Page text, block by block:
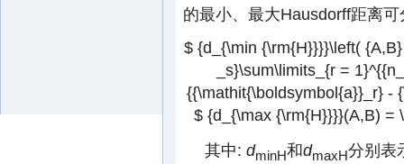
的最小、最大Hausdorff距离
$ {d_{\min {\rm{H}}}}\left(
_s}\sum\limits_{r =
{{\mathit{\boldsymbol{a}}_r} -
$ {d_{\max {\rm{H}}}}(A,B) =
其中: dminH和dmaxH分别表